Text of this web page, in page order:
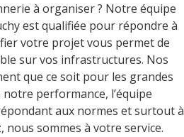
à organiser ? Notre équipe
est qualifiée pour répondre à
votre projet vous permet de
sur vos infrastructures. Nos
que ce soit pour les grandes
performance, l’équipe
aux normes et surtout à
nous sommes à votre service.